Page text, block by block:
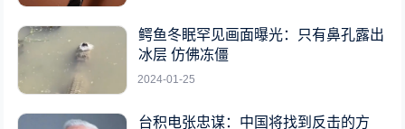
鳄鱼冬眠罕见画面曝光：只有鼻孔露出
冰层 仿佛冻僵
2024-01-25
台积电张忠谋：中国将找到反击的方